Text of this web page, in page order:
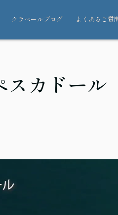
クラベールブログ よくあるご質
スカドール